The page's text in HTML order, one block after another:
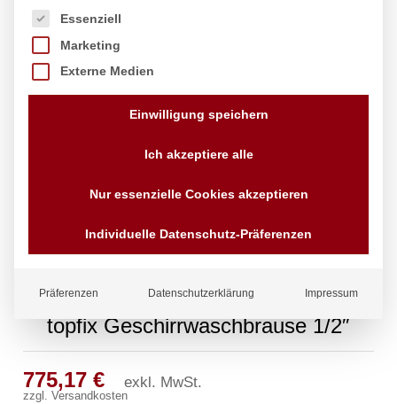
topfix Geschirrwaschbrause 1/2″
775,17€ exkl. MwSt.
zzgl.Versandkosten
Es folgt eine Liste der Service-Gruppen, für die eine
Essenziell
Marketing
Externe Medien
Einwilligung speichern
Ich akzeptiere alle
Nur essenzielle Cookies akzeptieren
Individuelle Datenschutz-Präferenzen
Präferenzen Datenschutzerklärung Impressum